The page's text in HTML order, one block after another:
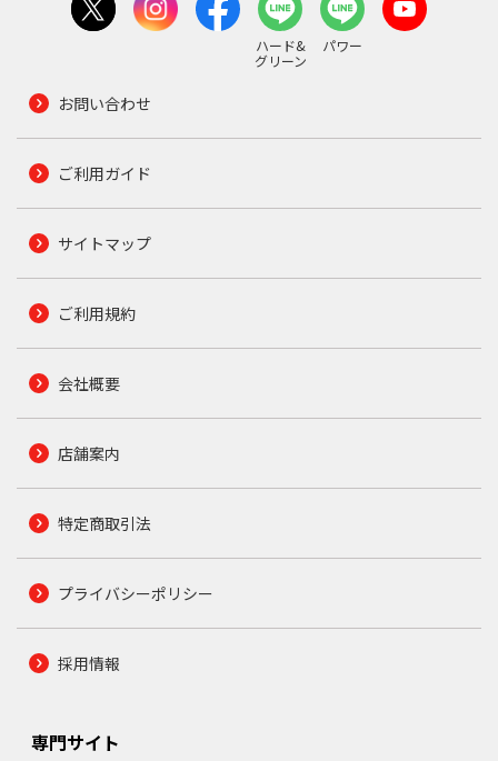
ハード&
グリーン
パワー
お問い合わせ
ご利用ガイド
サイトマップ
ご利用規約
会社概要
店舗案内
特定商取引法
プライバシーポリシー
採用情報
専門サイト